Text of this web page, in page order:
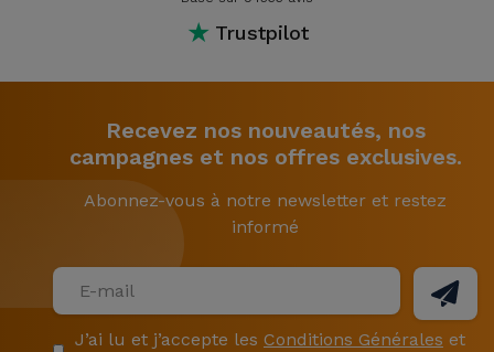
★ Trustpilot
Recevez nos nouveautés, nos
campagnes et nos offres exclusives.
Abonnez-vous à notre newsletter et restez
informé
J’ai lu et j’accepte les Conditions Générales et